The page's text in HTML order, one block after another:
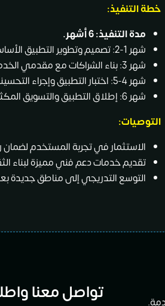
خطة التنفيذ:
مدة التنفيذ: 6 أشهر.
شهر 1-2: تصميم وتطوير التطبيق الأساسي.
شهر 3: بناء الشراكات مع مقدمي الخدمات والمتاجر.
شهر 4-5: اختبار التطبيق وإجراء التحسينات.
شهر 6: إطلاق التطبيق والتسويق المكثف.
التوصيات:
الاستثمار في تجربة المستخدم لضمان
تقديم خدمات دعم فني مميزة لبناء
التوسع التدريجي إلى مناطق جديدة
تواصل معنا